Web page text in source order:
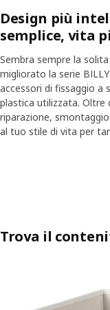
Design più
semplice, vita
Sembra sempre la
migliorato la serie
accessori di fissaggio
plastica utilizzata. Oltre
riparazione,
al tuo stile di vita per
Trova il